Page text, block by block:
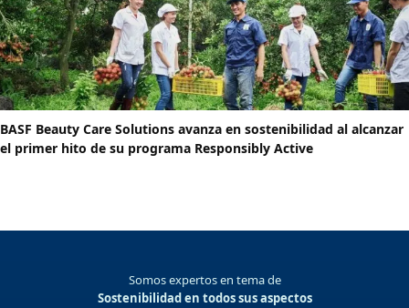
BASF Beauty Care Solutions avanza en sostenibilidad al alcanzar
el primer hito de su programa Responsibly Active
Somos expertos en tema de
Sostenibilidad en todos sus aspectos